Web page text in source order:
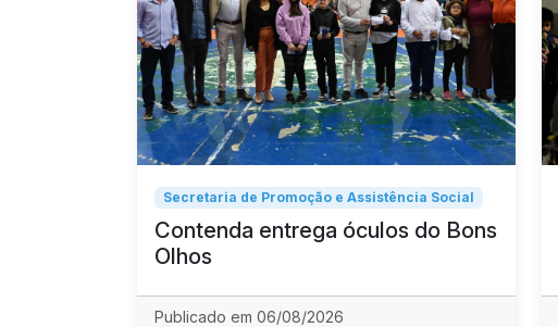
Secretaria de Promoção e Assistência Social
Contenda entrega óculos do Bons
Olhos
Publicado em 06/08/2026